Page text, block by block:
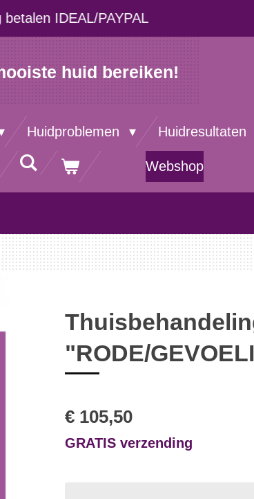
betalen IDEAL/PAYPAL
huid bereiken!
Huidproblemen Huidresultaten
Webshop
"RODE/
€ 105,50
GRATIS verzending